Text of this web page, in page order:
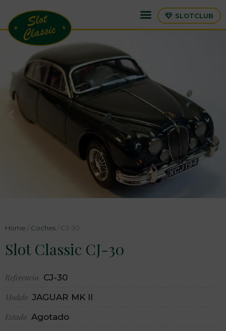
SLOTCLUB
Home / Coches / CJ-30
Slot Classic CJ-30
Referencia CJ-30
Modelo JAGUAR MK II
Estado Agotado